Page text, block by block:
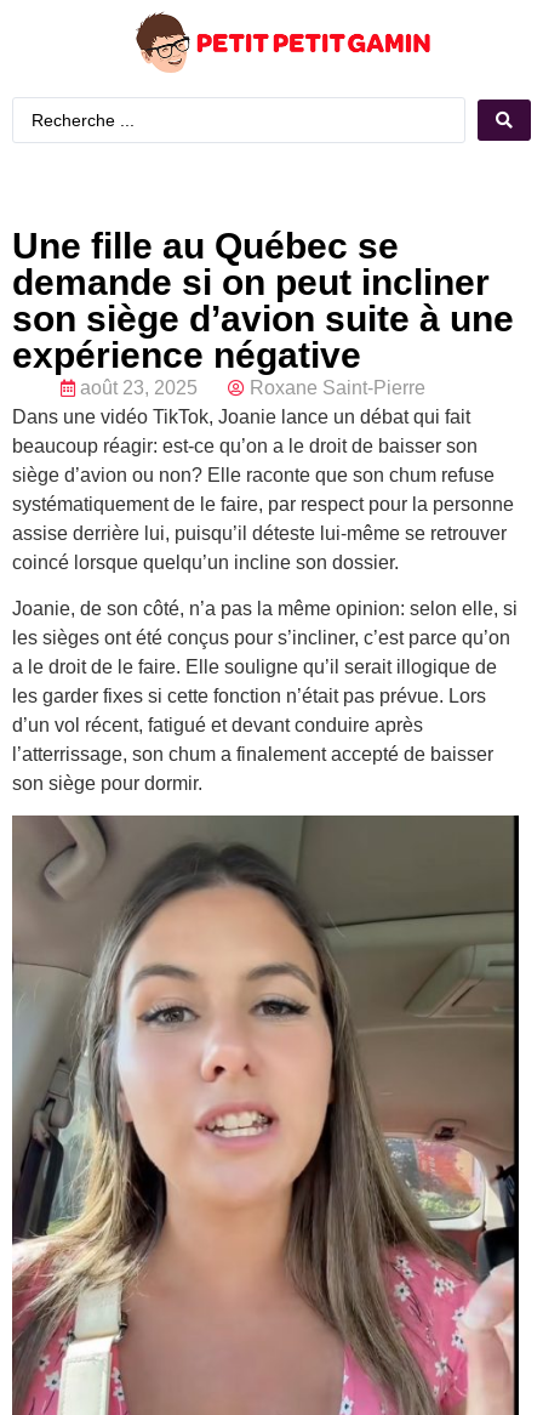
Une fille au Québec se
demande si on peut incliner
son siège d’avion suite à une
expérience négative
août 23, 2025
Roxane Saint-Pierre
Dans une vidéo TikTok, Joanie lance un débat qui fait
beaucoup réagir: est-ce qu’on a le droit de baisser son
siège d’avion ou non? Elle raconte que son chum refuse
systématiquement de le faire, par respect pour la personne
assise derrière lui, puisqu’il déteste lui-même se retrouver
coincé lorsque quelqu’un incline son dossier.
Joanie, de son côté, n’a pas la même opinion: selon elle, si
les sièges ont été conçus pour s’incliner, c’est parce qu’on
a le droit de le faire. Elle souligne qu’il serait illogique de
les garder fixes si cette fonction n’était pas prévue. Lors
d’un vol récent, fatigué et devant conduire après
l’atterrissage, son chum a finalement accepté de baisser
son siège pour dormir.